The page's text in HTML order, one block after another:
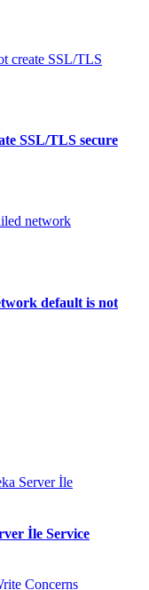
SSL/TLS secure
default is not
İle Service